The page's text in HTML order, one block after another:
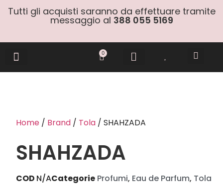
Tutti gli acquisti saranno da effettuare tramite
messaggio al 388 055 5169
0
Home / Brand / Tola / SHAHZADA
SHAHZADA
COD N/ACategorie Profumi, Eau de Parfum, Tola